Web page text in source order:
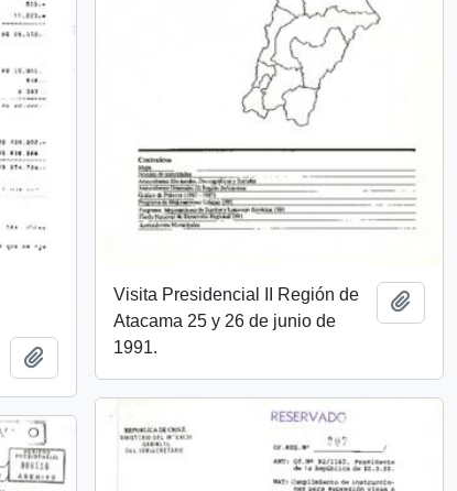
Add to clipboard
Visita Presidencial II Región de
Atacama 25 y 26 de junio de
1991.
Add